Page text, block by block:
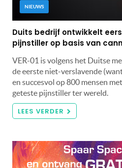
NIEUWS
Duits bedrijf ontwikkelt
pijnstiller op basis van
VER-01 is volgens het Duitse
de eerste niet-verslavende
en succesvol op 800 mensen
geteste pijnstiller ter wereld.
LEES VERDER